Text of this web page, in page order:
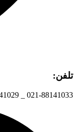
تلفن:
021-88141033 _ 021-88141029